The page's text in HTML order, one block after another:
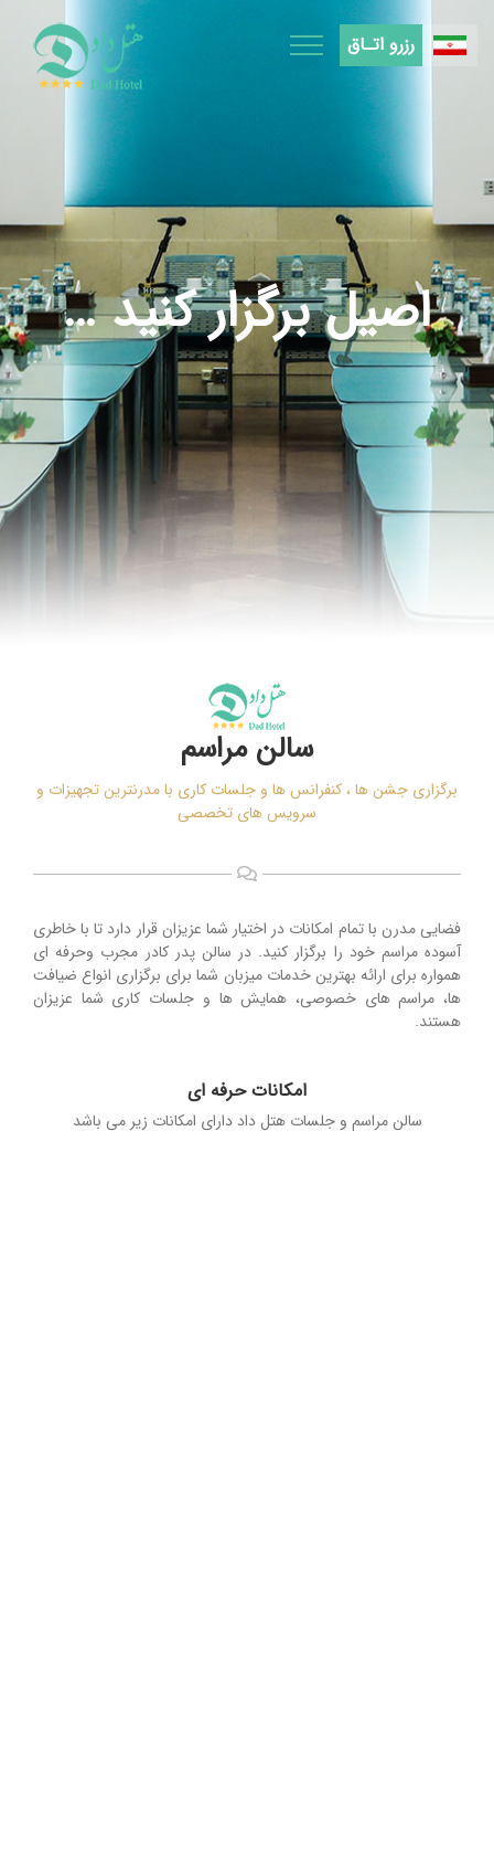
content
رزرو اتـاق
اصیل برگزار کنید …
سالن مراسم
برگزاری جشن ها ، کنفرانس ها و جلسات کاری با مدرنترین تجهیزات و
سرویس های تخصصی
فضایی مدرن با تمام امکانات در اختیار شما عزیزان قرار دارد تا با خاطری
آسوده مراسم خود را برگزار کنید. در سالن پدر کادر مجرب وحرفه ای
همواره برای ارائه بهترین خدمات میزبان شما برای برگزاری انواع ضیافت
ها، مراسم های خصوصی، همایش ها و جلسات کاری شما عزیزان
هستند.
امکانات حرفه ای
سالن مراسم و جلسات هتل داد دارای امکانات زیر می باشد